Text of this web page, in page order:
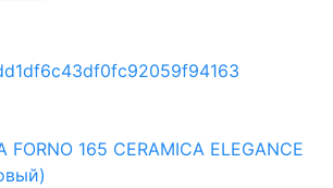
FORNO 165 CERAMICA ELEGANCE